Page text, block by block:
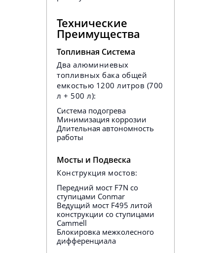
Технические
Преимущества
Топливная Система
Два алюминиевых
топливных бака общей
емкостью 1200 литров (700
л + 500 л):
Система подогрева
Минимизация коррозии
Длительная автономность
работы
Мосты и Подвеска
Конструкция мостов:
Передний мост F7N со
ступицами Conmar
Ведущий мост F495 литой
конструкции со ступицами
Cammell
Блокировка межколесного
дифференциала